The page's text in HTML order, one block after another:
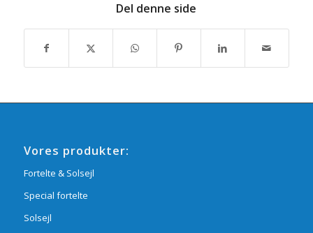
Del denne side
Vores produkter:
Fortelte & Solsejl
Special fortelte
Solsejl